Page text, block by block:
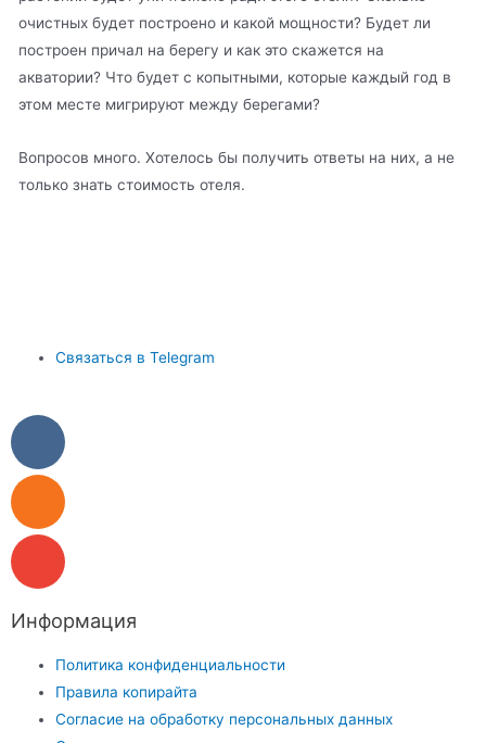
очистных будет построено и какой мощности? Будет ли
построен причал на берегу и как это скажется на
акватории? Что будет с копытными, которые каждый год в
этом месте мигрируют между берегами?
Вопросов много. Хотелось бы получить ответы на них, а не
только знать стоимость отеля.
Связаться в Telegram
Информация
Политика конфиденциальности
Правила копирайта
Согласие на обработку персональных данных